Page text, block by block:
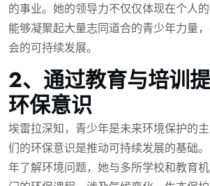
的事业。她的领导力不仅仅体现在个人
能够凝聚起大量志同道合的青少年力量
会的可持续发展。
2、通过教育与培训
环保意识
埃雷拉深知，青少年是未来环境保护的
们的环保意识是推动可持续发展的基础
年了解环境问题，她与多所学校和教育